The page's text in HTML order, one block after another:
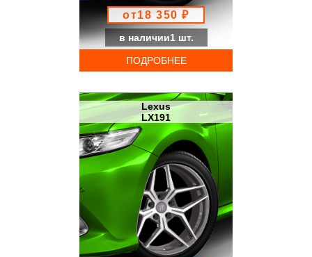
от18 350 ₽
в наличии1 шт.
ПОДРОБНЕЕ
Lexus
LX191